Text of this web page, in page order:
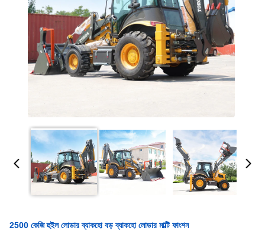
2500 কেজি হুইল লোডার ব্যাকহো বড় ব্যাকহো লোডার মাল্টি ফাংশন